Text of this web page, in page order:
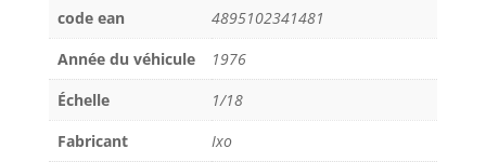
Alitalia
1:18
ixo
code ean
4895102341481
Année du véhicule
1976
Échelle
1/18
Fabricant
Ixo